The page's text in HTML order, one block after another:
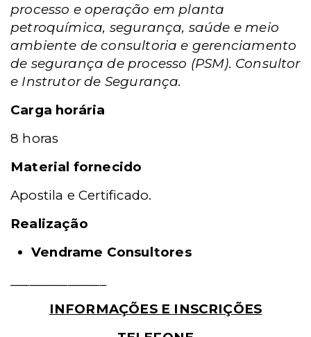
processo e operação em planta
petroquímica, segurança, saúde e meio
ambiente de consultoria e gerenciamento
de segurança de processo (PSM). Consultor
e Instrutor de Segurança.
Carga horária
8 horas
Material fornecido
Apostila e Certificado.
Realização
Vendrame Consultores
INFORMAÇÕES E INSCRIÇÕES